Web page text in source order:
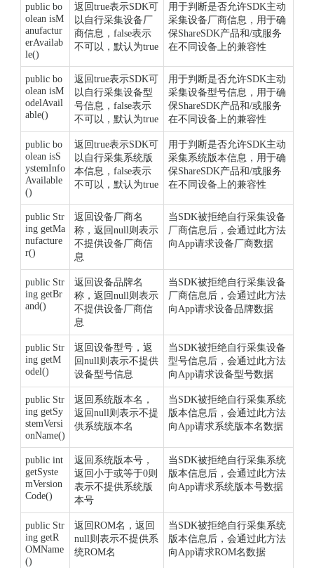
public bo
olean isM
anufactur
erAvailab
le()
返回true表示SDK可
以自行采集设备厂
商信息，false表示
不可以，默认为true
用于判断是否允许SDK主动
采集设备厂商信息，用于确
保ShareSDK产品和/或服务
在不同设备上的兼容性
public bo
olean isM
odelAvail
able()
返回true表示SDK可
以自行采集设备型
号信息，false表示
不可以，默认为true
用于判断是否允许SDK主动
采集设备型号信息，用于确
保ShareSDK产品和/或服务
在不同设备上的兼容性
public bo
olean isS
ystemInfo
Available
()
返回true表示SDK可
以自行采集系统版
本信息，false表示
不可以，默认为true
用于判断是否允许SDK主动
采集系统版本信息，用于确
保ShareSDK产品和/或服务
在不同设备上的兼容性
public Str
ing getMa
nufacture
r()
返回设备厂商名
称，返回null则表示
不提供设备厂商信
息
当SDK被拒绝自行采集设备
厂商信息后，会通过此方法
向App请求设备厂商数据
public Str
ing getBr
and()
返回设备品牌名
称，返回null则表示
不提供设备厂商信
息
当SDK被拒绝自行采集设备
厂商信息后，会通过此方法
向App请求设备品牌数据
public Str
ing getM
odel()
返回设备型号，返
回null则表示不提供
设备型号信息
当SDK被拒绝自行采集设备
型号信息后，会通过此方法
向App请求设备型号数据
public Str
ing getSy
stemVersi
onName()
返回系统版本名，
返回null则表示不提
供系统版本名
当SDK被拒绝自行采集系统
版本信息后，会通过此方法
向App请求系统版本名数据
public int
getSyste
mVersion
Code()
返回系统版本号，
返回小于或等于0则
表示不提供系统版
本号
当SDK被拒绝自行采集系统
版本信息后，会通过此方法
向App请求系统版本号数据
public Str
ing getR
OMName
()
返回ROM名，返回
null则表示不提供系
统ROM名
当SDK被拒绝自行采集系统
版本信息后，会通过此方法
向App请求ROM名数据